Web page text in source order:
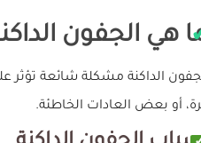
هي الجفون
الداكنة مشكلة شائعة تؤثر
أو بعض العادات الخاطئة.